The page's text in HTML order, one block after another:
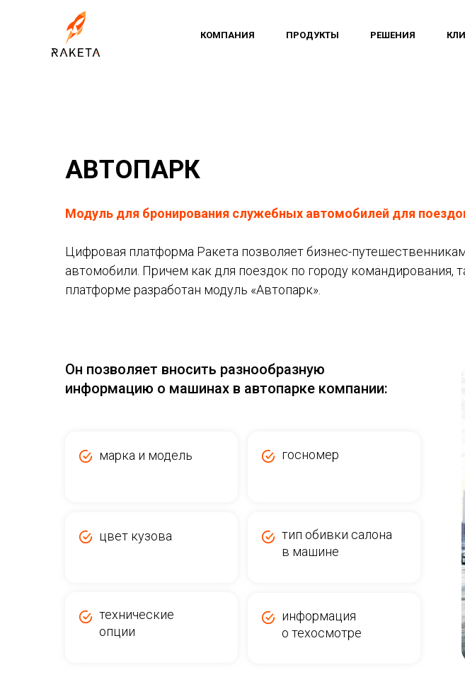
КОМПАНИЯ ПРОДУКТЫ РЕШЕНИЯ
АВТОПАРК
Модуль для бронирования служебных автомобилей для
Цифровая платформа Ракета позволяет бизнес-
автомобили. Причем как для поездок по городу командирования,
платформе разработан модуль «Автопарк».
марка и модель госномер
цвет кузова
тип обивки салона
в машине
технические
опции
Он позволяет вносить разнообразную
информацию о машинах в автопарке компании:
информация
о техосмотре